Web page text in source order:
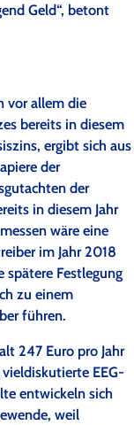
Geld“, betont
vor allem die
bereits in diesem
ergibt sich aus
der
der
in diesem Jahr
wäre eine
im Jahr 2018
spätere Festlegung
zu einem
führen.
247 Euro pro Jahr
EEG-
entwickeln sich
weil